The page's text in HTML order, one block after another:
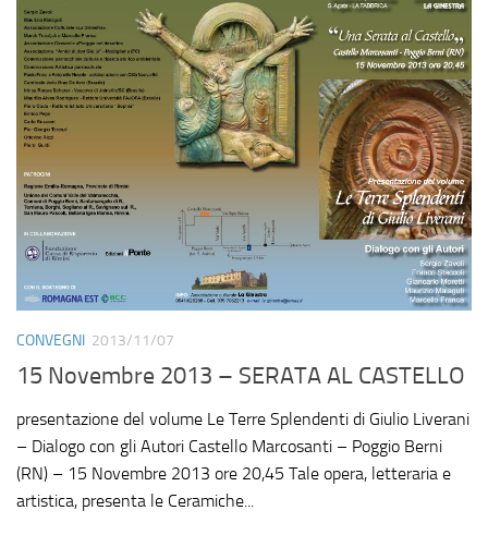
CONVEGNI 2013/11/07
15 Novembre 2013 – SERATA AL CASTELLO
presentazione del volume Le Terre Splendenti di Giulio Liverani
– Dialogo con gli Autori Castello Marcosanti – Poggio Berni
(RN) – 15 Novembre 2013 ore 20,45 Tale opera, letteraria e
artistica, presenta le Ceramiche...